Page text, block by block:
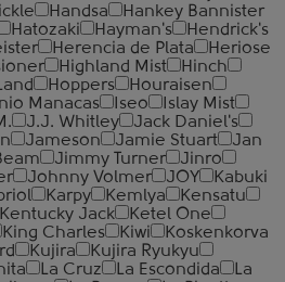
Handsa
Hankey Bannister
Hatozaki Hayman's
Hendrick's
Herencia de Plata
Heriose
Highland Mist
Hinch
Hoppers
Houraisen
Manacas Iseo
Islay Mist
J.J. Whitley
Jack Daniel's
Jameson Jamie Stuart
Jan
Jimmy Turner
Jinro
Johnny Volmer JOY
Kabuki
Karpy Kemlya
Kensatu
Kentucky Jack
Ketel One
King Charles Kiwi
Koskenkorva
Kujira
Kujira Ryukyu
La Cruz La Escondida
La